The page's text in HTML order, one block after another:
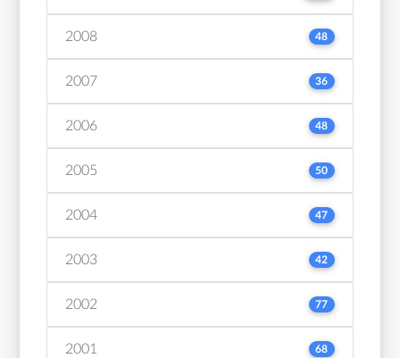
2008 48
2007 36
2006 48
2005 50
2004 47
2003 42
2002 77
2001 68